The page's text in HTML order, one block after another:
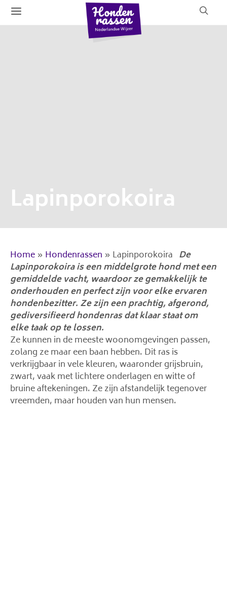
Lapinporokoira
Home » Hondenrassen » Lapinporokoira De
Lapinporokoira is een middelgrote hond met een
gemiddelde vacht, waardoor ze gemakkelijk te
onderhouden en perfect zijn voor elke ervaren
hondenbezitter. Ze zijn een prachtig, afgerond,
gediversifieerd hondenras dat klaar staat om
elke taak op te lossen.
Ze kunnen in de meeste woonomgevingen passen,
zolang ze maar een baan hebben. Dit ras is
verkrijgbaar in vele kleuren, waaronder grijsbruin,
zwart, vaak met lichtere onderlagen en witte of
bruine aftekeningen. Ze zijn afstandelijk tegenover
vreemden, maar houden van hun mensen.